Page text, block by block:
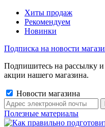
Хиты продаж
Рекомендуем
Новинки
Подписка на новости
Подпишитесь на рассылку
акции нашего магазина.
Новости магазина
Полезные материалы